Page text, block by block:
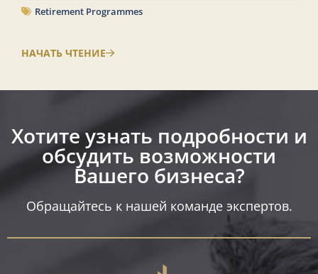
Retirement Programmes
НАЧАТЬ ЧТЕНИЕ
Хотите узнать подробности и
обсудить возможности
Вашего бизнеса?​
Обращайтесь к нашей команде экспертов.